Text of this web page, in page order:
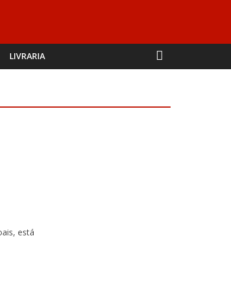
LIVRARIA
está